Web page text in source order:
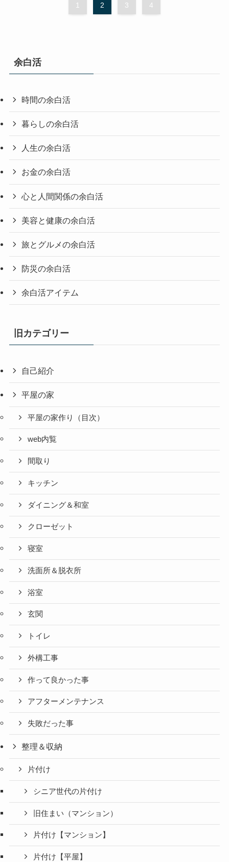
1 2 3 4
余白活
時間の余白活
暮らしの余白活
人生の余白活
お金の余白活
心と人間関係の余白活
美容と健康の余白活
旅とグルメの余白活
防災の余白活
余白活アイテム
旧カテゴリー
自己紹介
平屋の家
平屋の家作り（目次）
web内覧
間取り
キッチン
ダイニング＆和室
クローゼット
寝室
洗面所＆脱衣所
浴室
玄関
トイレ
外構工事
作って良かった事
アフターメンテナンス
失敗だった事
整理＆収納
片付け
シニア世代の片付け
旧住まい（マンション）
片付け【マンション】
片付け【平屋】